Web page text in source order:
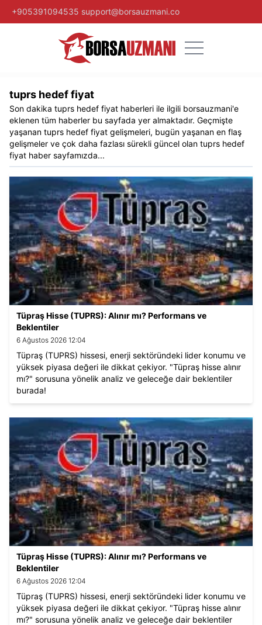
+905391094535 support@borsauzmani.co
tuprs hedef fiyat​
Son dakika tuprs hedef fiyat​ haberleri ile ilgili borsauzmani'e
eklenen tüm haberler bu sayfada yer almaktadır. Geçmişte
yaşanan tuprs hedef fiyat​ gelişmeleri, bugün yaşanan en flaş
gelişmeler ve çok daha fazlası sürekli güncel olan tuprs hedef
fiyat​ haber sayfamızda...
Tüpraş Hisse (TUPRS): Alınır mı? Performans ve
Beklentiler
6 Ağustos 2026 12:04
Tüpraş (TUPRS) hissesi, enerji sektöründeki lider konumu ve
yüksek piyasa değeri ile dikkat çekiyor. "Tüpraş hisse alınır
mı?" sorusuna yönelik analiz ve geleceğe dair beklentiler
burada!
Tüpraş Hisse (TUPRS): Alınır mı? Performans ve
Beklentiler
6 Ağustos 2026 12:04
Tüpraş (TUPRS) hissesi, enerji sektöründeki lider konumu ve
yüksek piyasa değeri ile dikkat çekiyor. "Tüpraş hisse alınır
mı?" sorusuna yönelik analiz ve geleceğe dair beklentiler